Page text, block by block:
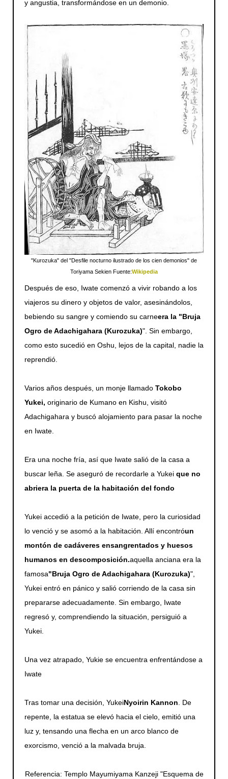
y angustia, transformándose en un demonio.
"Kurozuka" del "Desfile nocturno ilustrado de los cien demonios" de
Toriyama Sekien Fuente:Wikipedia
Después de eso, Iwate comenzó a vivir robando a los
viajeros su dinero y objetos de valor, asesinándolos,
bebiendo su sangre y comiendo su carneera la "Bruja
Ogro de Adachigahara (Kurozuka)". Sin embargo,
como esto sucedió en Oshu, lejos de la capital, nadie la
reprendió.
Varios años después, un monje llamado Tokobo
Yukei, originario de Kumano en Kishu, visitó
Adachigahara y buscó alojamiento para pasar la noche
en Iwate.
Era una noche fría, así que Iwate salió de la casa a
buscar leña. Se aseguró de recordarle a Yukei que no
abriera la puerta de la habitación del fondo
Yukei accedió a la petición de Iwate, pero la curiosidad
lo venció y se asomó a la habitación. Allí encontróun
montón de cadáveres ensangrentados y huesos
humanos en descomposición.aquella anciana era la
famosa"Bruja Ogro de Adachigahara (Kurozuka)",
Yukei entró en pánico y salió corriendo de la casa sin
prepararse adecuadamente. Sin embargo, Iwate
regresó y, comprendiendo la situación, persiguió a
Yukei.
Una vez atrapado, Yukie se encuentra enfrentándose a
Iwate
Tras tomar una decisión, YukeiNyoirin Kannon . De
repente, la estatua se elevó hacia el cielo, emitió una
luz y, tensando una flecha en un arco blanco de
exorcismo, venció a la malvada bruja.
Referencia: Templo Mayumiyama Kanzeji "Esquema de